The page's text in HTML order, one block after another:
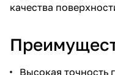
качества
Высокая точность